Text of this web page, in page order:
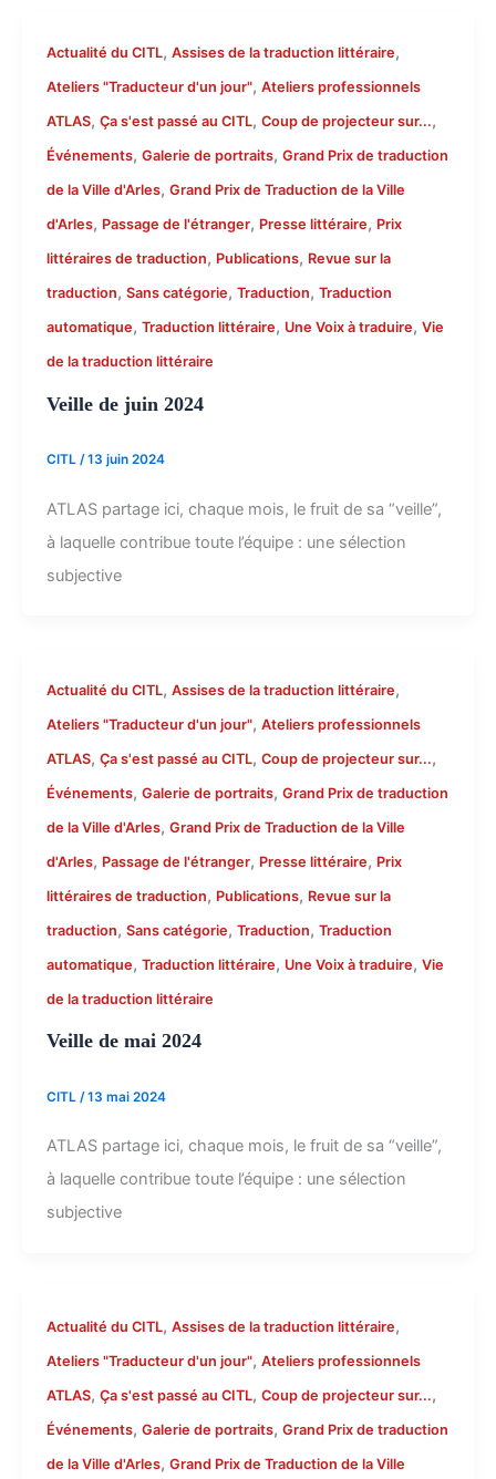
Actualité du CITL, Assises de la traduction littéraire,
Ateliers "Traducteur d'un jour", Ateliers professionnels
ATLAS, Ça s'est passé au CITL, Coup de projecteur sur...,
Événements, Galerie de portraits, Grand Prix de traduction
de la Ville d'Arles, Grand Prix de Traduction de la Ville
d'Arles, Passage de l'étranger, Presse littéraire, Prix
littéraires de traduction, Publications, Revue sur la
traduction, Sans catégorie, Traduction, Traduction
automatique, Traduction littéraire, Une Voix à traduire, Vie
de la traduction littéraire
Veille de juin 2024
CITL /13 juin 2024
ATLAS partage ici, chaque mois, le fruit de sa “veille”,
à laquelle contribue toute l’équipe : une sélection
subjective
Actualité du CITL, Assises de la traduction littéraire,
Ateliers "Traducteur d'un jour", Ateliers professionnels
ATLAS, Ça s'est passé au CITL, Coup de projecteur sur...,
Événements, Galerie de portraits, Grand Prix de traduction
de la Ville d'Arles, Grand Prix de Traduction de la Ville
d'Arles, Passage de l'étranger, Presse littéraire, Prix
littéraires de traduction, Publications, Revue sur la
traduction, Sans catégorie, Traduction, Traduction
automatique, Traduction littéraire, Une Voix à traduire, Vie
de la traduction littéraire
Veille de mai 2024
CITL /13 mai 2024
ATLAS partage ici, chaque mois, le fruit de sa “veille”,
à laquelle contribue toute l’équipe : une sélection
subjective
Actualité du CITL, Assises de la traduction littéraire,
Ateliers "Traducteur d'un jour", Ateliers professionnels
ATLAS, Ça s'est passé au CITL, Coup de projecteur sur...,
Événements, Galerie de portraits, Grand Prix de traduction
de la Ville d'Arles, Grand Prix de Traduction de la Ville